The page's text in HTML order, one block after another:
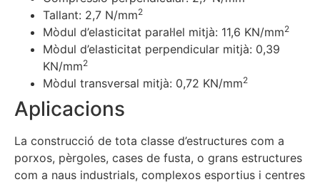
Tallant: 2,7 N/mm2
Mòdul d’elasticitat paral·lel mitjà: 11,6 KN/mm2
Mòdul d’elasticitat perpendicular mitjà: 0,39
KN/mm2
Mòdul transversal mitjà: 0,72 KN/mm2
Aplicacions
La construcció de tota classe d’estructures com a
porxos, pèrgoles, cases de fusta, o grans estructures
com a naus industrials, complexos esportius i centres